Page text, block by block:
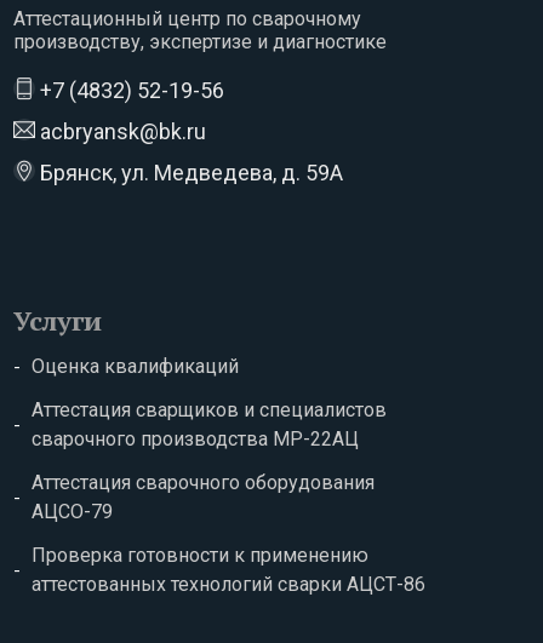
Аттестационный центр по сварочному
производству, экспертизе и диагностике
+7 (4832) 52-19-56
acbryansk@bk.ru
Брянск, ул. Медведева, д. 59А
Услуги
Оценка квалификаций
Аттестация сварщиков и специалистов
сварочного производства МР-22АЦ
Аттестация сварочного оборудования
АЦСО-79
Проверка готовности к применению
аттестованных технологий сварки АЦСТ-86